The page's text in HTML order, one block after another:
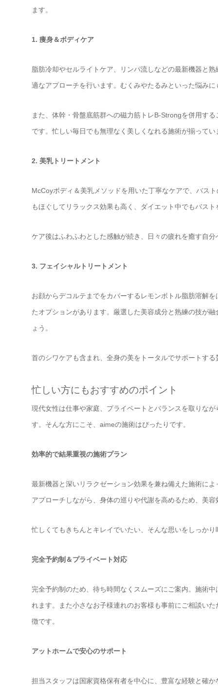
ます。
1. 痩身＆ボディケア
脂肪冷却やセルライトケア、リンパ流しなどの最新機器と
適なアプローチを行います。むくみやたるみといった悩み
また、体幹・骨盤底筋群への磁力筋トレB-Strongを併用す
です。忙しい毎日でも無理なく美しくなれる施術が揃ってい
2. 美乳トリートメント
McCoyボディ＆美乳メソッドを用いた丁寧なケアで、バス
もほぐしてリラックス効果も高く、ダイエット中でもバス
ケア後はふわふわとした感触が続き、日々の疲れを癒す自
3. フェイシャルトリートメント
お顔からデコルテまでをカバーするレモンボトル脂肪溶解
たオプションがあります。厳選した美容成分と熟練の技が
ょう。
首のシワケアも含まれ、全身の美をトータルでサポートす
忙しい方にもおすすめのポイント
現代女性は仕事や家庭、プライベートとバランスを取りな
す。そんな方にこそ、aimeの施術はぴったりです。
効率的で結果重視の施術プラン
最新機器と深いリラクゼーション効果を兼ね備えた施術に
アプローチしながら、身体の巡りや代謝を高めるため、美
忙しくてもきちんとキレイでいたい、そんな思いをしっか
完全予約制＆プライベート対応
完全予約制のため、待ち時間なくスムーズにご案内。施術
れます。また小さなお子様連れのお客様も事前にご相談い
徴です。
アットホームで安心のサポート
担当スタッフは国家資格保有者を中心に、豊富な経験と確